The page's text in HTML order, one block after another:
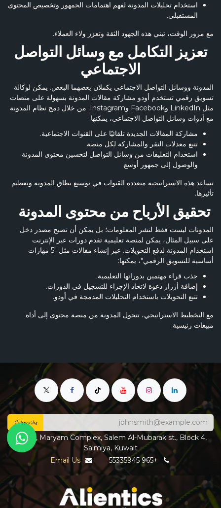
استخدام تحليلات المدونة لفهم اهتمامات الجمهور وتخصيص المحتوى
المستقبلي.
مع مرور الوقت، تبني هذه الجهود الثقة وتعزز ولاء العملاء.
تعزيز التكامل مع وسائل التواصل
الاجتماعي
المدونة ووسائل التواصل الاجتماعي يكملان بعضهما البعض. يمكن لوكالة
تسويق رقمي تستخدم أودو مشاركة مقالات المدونة بسهولة على منصات
مثل LinkedIn وFacebook وInstagram. من خلال دمج نظام المدونة
مع أدوات وسائل التواصل الاجتماعي، يمكنها:
مشاركة المقالات الجديدة تلقائيًا على القنوات الاجتماعية.
تتبع معدلات النقر والمشاركة لكل منصة.
استخدام التعليقات من وسائل التواصل لتحسين محتوى المدونة
والوصول إلى جمهور أوسع.
تساعد هذه الاستراتيجية متعددة القنوات في توسيع نطاق المدونة وتعظيم
تأثيرها.
تحقيق الأرباح من محتوى المدونة
المدونات ليست فقط لنشر المعلومات؛ بل يمكن أن تصبح مصدر دخل.
على سبيل المثال، يمكن لمنصة تعليمية تقدم دورات عبر الإنترنت
استخدام المدونة لدفع التحويلات. عبر إنشاء مقالات مثل "5 مهارات
أساسية للتسويق الرقمي"، يمكنها:
جذب قراء مهتمين بدوراتها التعليمية.
إضافة أزرار دعوة لاتخاذ الإجراء للتسجيل في الدورات.
تتبع التحويلات باستخدام التحليلات المدمجة في أودو.
مع التخطيط الاستراتيجي، تتحول المدونة من منصة محتوى إلى أداة
مبيعات رئيسية.
Subscribe
F2, B7, Maryam Complex, Salem Al-Mubarak st., Block 4,
Salmiya, Kuwait
+965 55335945
Email Us